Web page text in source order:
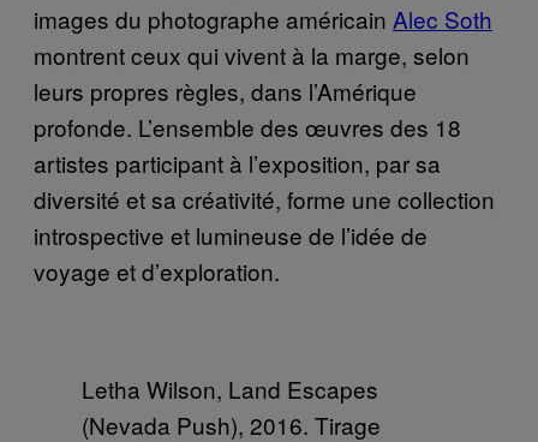
images du photographe américain Alec Soth
montrent ceux qui vivent à la marge, selon
leurs propres règles, dans l’Amérique
profonde. L’ensemble des œuvres des 18
artistes participant à l’exposition, par sa
diversité et sa créativité, forme une collection
introspective et lumineuse de l’idée de
voyage et d’exploration.
Letha Wilson, Land Escapes
(Nevada Push), 2016. Tirage